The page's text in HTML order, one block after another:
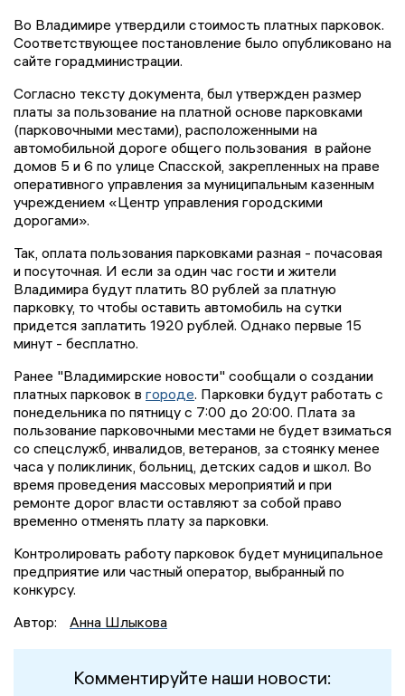
Во Владимире утвердили стоимость платных парковок.
Соответствующее постановление было опубликовано на
сайте горадминистрации.
Согласно тексту документа, был утвержден размер
платы за пользование на платной основе парковками
(парковочными местами), расположенными на
автомобильной дороге общего пользования в районе
домов 5 и 6 по улице Спасской, закрепленных на праве
оперативного управления за муниципальным казенным
учреждением «Центр управления городскими
дорогами».
Так, оплата пользования парковками разная - почасовая
и посуточная. И если за один час гости и жители
Владимира будут платить 80 рублей за платную
парковку, то чтобы оставить автомобиль на сутки
придется заплатить 1920 рублей. Однако первые 15
минут - бесплатно.
Ранее "Владимирские новости" сообщали о создании
платных парковок в городе. Парковки будут работать с
понедельника по пятницу с 7:00 до 20:00. Плата за
пользование парковочными местами не будет взиматься
со спецслужб, инвалидов, ветеранов, за стоянку менее
часа у поликлиник, больниц, детских садов и школ. Во
время проведения массовых мероприятий и при
ремонте дорог власти оставляют за собой право
временно отменять плату за парковки.
Контролировать работу парковок будет муниципальное
предприятие или частный оператор, выбранный по
конкурсу.
Автор:
Анна Шлыкова
Комментируйте наши новости: